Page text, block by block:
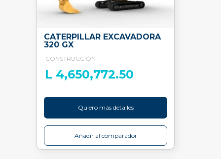
CATERPILLAR EXCAVADORA
320 GX
CONSTRUCCIÓN
L 4,650,772.50
Quiero más detalles
Añadir al comparador